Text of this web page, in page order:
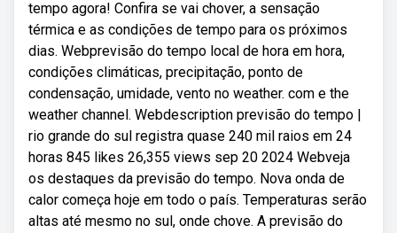
tempo agora! Confira se vai chover, a sensação
térmica e as condições de tempo para os próximos
dias. Webprevisão do tempo local de hora em hora,
condições climáticas, precipitação, ponto de
condensação, umidade, vento no weather. com e the
weather channel. Webdescription previsão do tempo |
rio grande do sul registra quase 240 mil raios em 24
horas 845 likes 26,355 views sep 20 2024 Webveja
os destaques da previsão do tempo. Nova onda de
calor começa hoje em todo o país. Temperaturas serão
altas até mesmo no sul, onde chove. A previsão do